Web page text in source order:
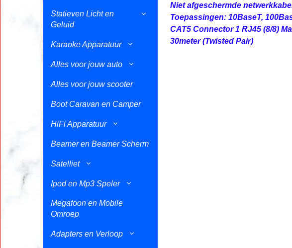
Statieven Licht en
Geluid
Karaoke Apparatuur
Alles voor jouw auto
Alles voor jouw scooter
Boot Caravan en Camper
HiFi Apparatuur
Beamer en Beamer Scherm
Satelliet
Ipod en Mp3 Speler
Megafoon en Mobile
Omroep
Adapters en Verloop
Niet afgeschermde
Toepassingen: 10BaseT,
CAT5 Connector 1 RJ45 (8/8)
30meter (Twisted Pair)